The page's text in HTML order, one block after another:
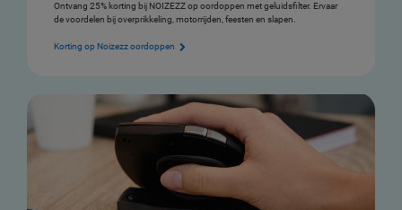
Ontvang 25% korting bij NOIZEZZ op oordoppen met geluidsfilter. Ervaar
de voordelen bij overprikkeling, motorrijden, feesten en slapen.
Korting op Noizezz oordoppen